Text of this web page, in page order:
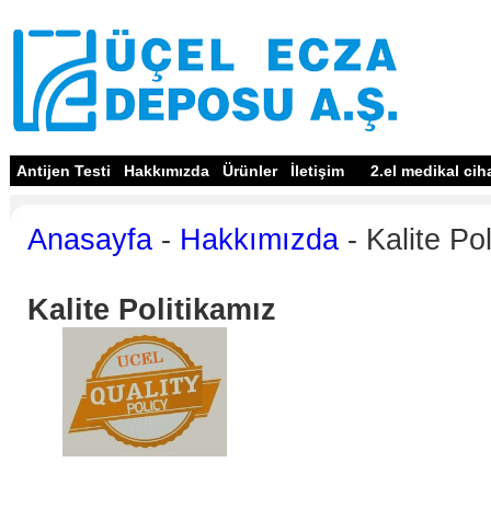
Antijen Testi Hakkımızda Ürünler İletişim 2.el medikal
Anasayfa - Hakkımızda - Kalite
Kalite Politikamız